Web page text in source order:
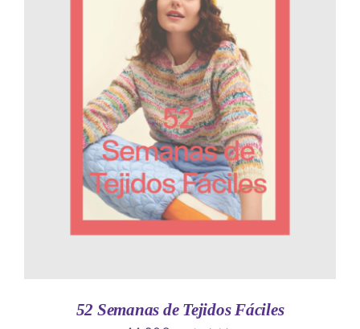
AÑADIR AL CARRITO
/
DETALLES
52 Semanas de Tejidos Fáciles